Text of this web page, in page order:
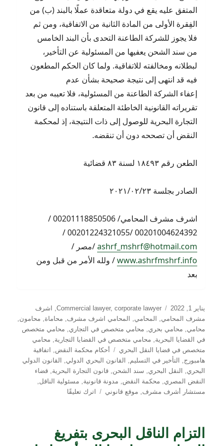
المتفق عليه يقع في دولة متعاقدة عملًا بالبند (ب) من
الفِقرة الأولى من المادة الثانية من الاتفاقية، ومن ثم
فلا يجوز للشركة الطاعنة التحدى بأن البند الخامس
من سند الشحن يعفيها من المسئولية عن التأخير،
لبطلانه ومخالفته للاتفاقية. ولما كان الحكم المطعون
فيه قد انتهى إلى نتيجة صحيحة بشأن عدم
إعفاء الشركة الطاعنة من المسئولية، فلا تعيبه من بعد
تقريراته القانونية الخاطئة المتعلقة باستناده إلى قانون
التجارة البحرية للوصول إلى ذات النتيجة، إذ لمحكمة
النقض أن تصححه دون أن تنقضه.
الطعن رقم ١٨٤٩٣ لسنة ٨٣ قضائية
الصادر بجلسة ٢٠٢١/٠٢/٢٣
اشرف مشرف المحامي/ 00201118850506 /
00201004624392 /00201224321055 /
ashrf_mshrf@hotmail.com/مصر /
www.ashrfmshrf.info/ ولله الأمر من قبل ومن
بعد
نُشرت
في
يناير 1, 2022 التصنيفات Commercial lawyer, corporate lawyer
,
اشرف
مشرف المحامي, المحامي, المحامي اشرف مشرف, محاماة, محامون,
محامي, محامي بحري, محامي متخصص في التجاري, محامي متخصص
في القضايا البحرية, محامي متخصص في القضايا التجارية, محامي
متخصص في قضايا النقل البحري
الوسوم
أحكام محكمة النقض, اتفاقية
هامبورج, التأخير في التسليم, القانون البحري الدولي,
القانون الدولي
البحري, النقل البحري, سند الشحن,قانون التجارة البحرية,قضاء
النقض المصري, محكمة النقض, مدونة قانونية, مسئولية الناقل,
مستشار أشرف مشرف, موقع قانوني اترك تعليقًا
طبيعته
التزام الناقل البحرى بتفريغ